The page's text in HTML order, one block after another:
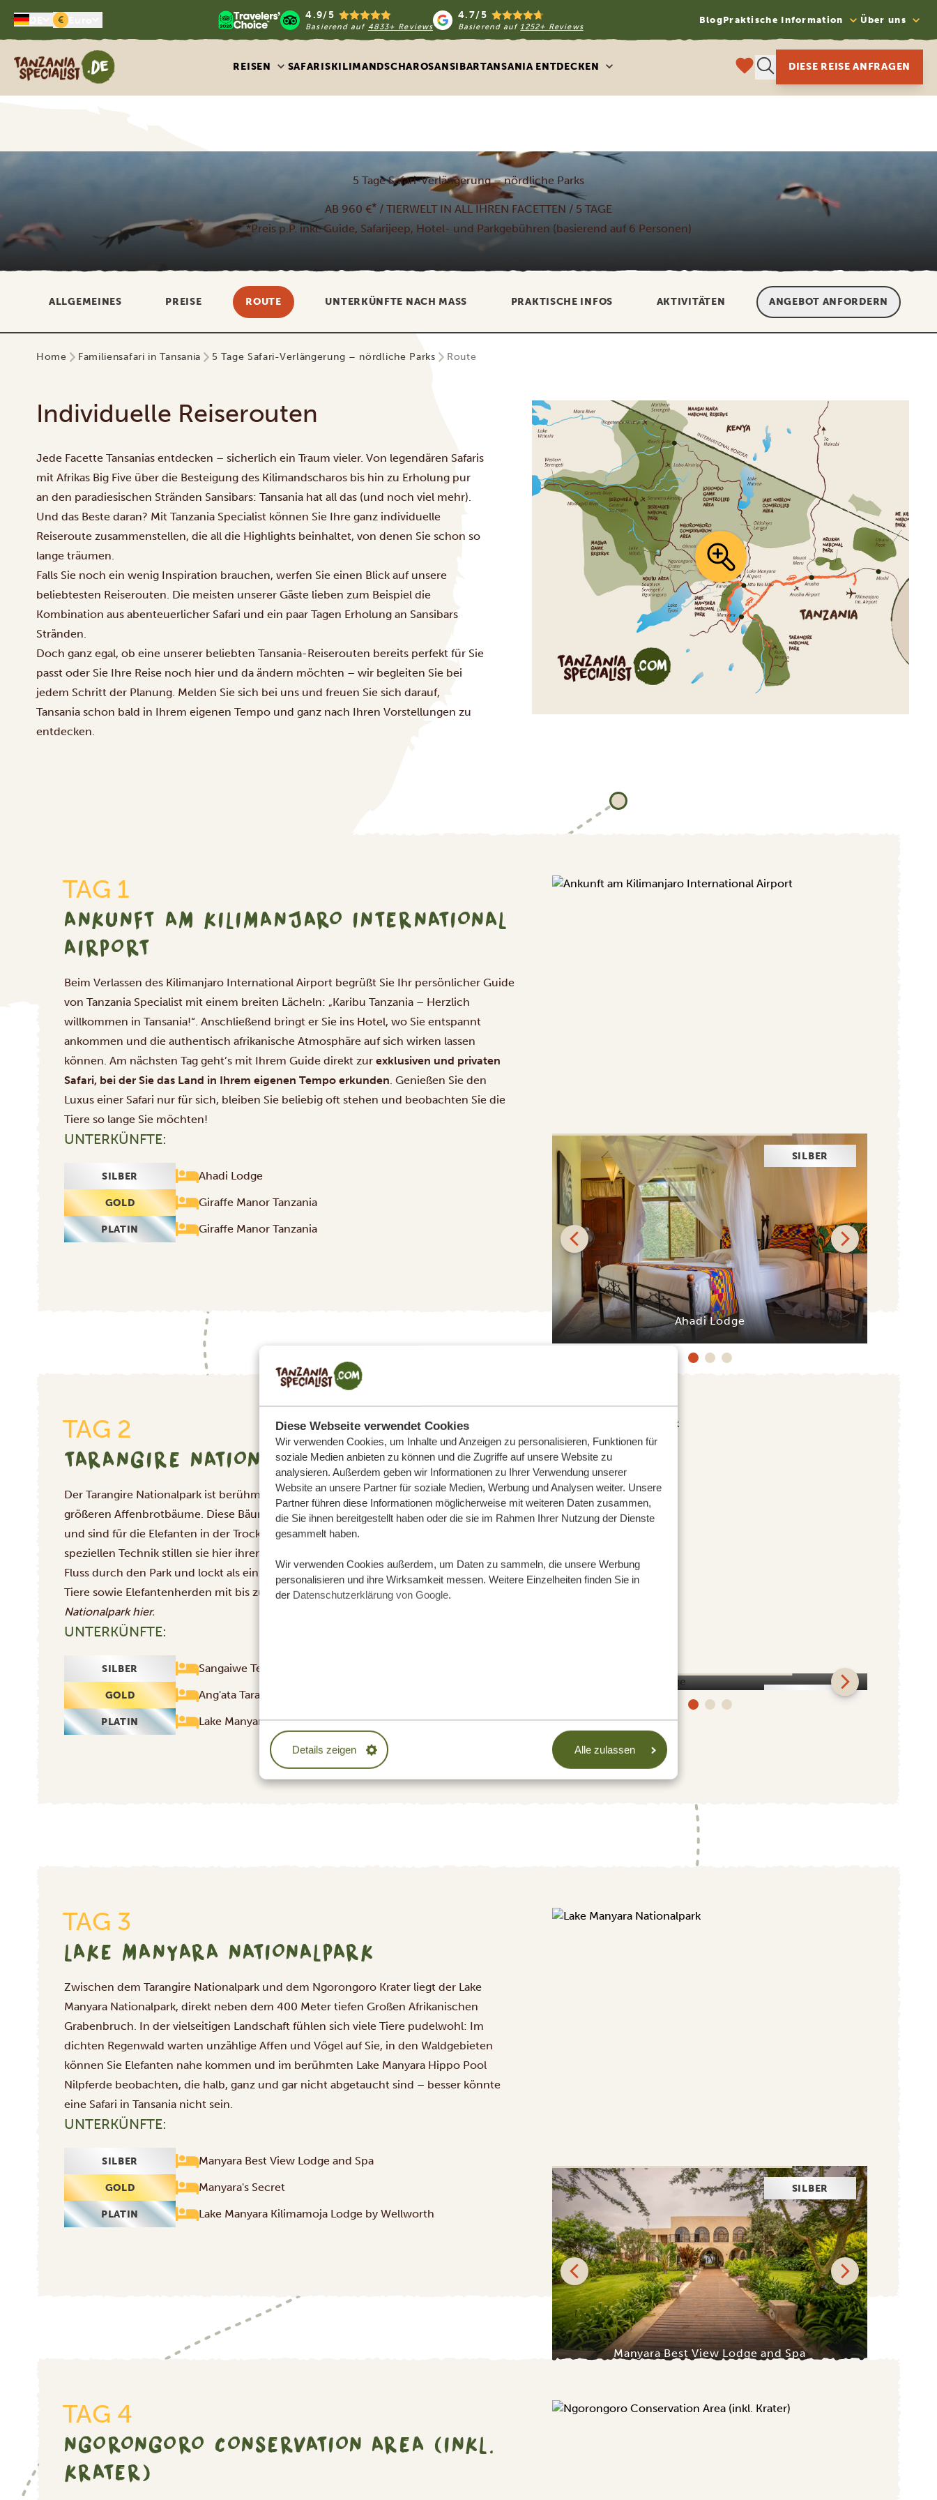
Diese Webseite verwendet Cookies
Wir verwenden Cookies, um Inhalte und Anzeigen zu personalisieren, Funktionen für
soziale Medien anbieten zu können und die Zugriffe auf unsere Website zu
analysieren. Außerdem geben wir Informationen zu Ihrer Verwendung unserer
Website an unsere Partner für soziale Medien, Werbung und Analysen weiter. Unsere
Partner führen diese Informationen möglicherweise mit weiteren Daten zusammen,
die Sie ihnen bereitgestellt haben oder die sie im Rahmen Ihrer Nutzung der Dienste
gesammelt haben.
Wir verwenden Cookies außerdem, um Daten zu sammeln, die unsere Werbung
personalisieren und ihre Wirksamkeit messen. Weitere Einzelheiten finden Sie in
der Datenschutzerklärung von Google.
Details zeigen Alle zulassen
€ 4.9/5
Basierend auf 4833+ Reviews
4.7/5
Basierend auf1252+ Reviews
BlogPraktische Information Über uns
Tanzania Specialist
REISEN SAFARISKILIMANDSCHAROSANSIBARTANSANIA ENTDECKEN DIESE REISE ANFRAGEN
5 Tage Safari-Verlängerung – nördliche Parks
AB 960 €* / TIERWELT IN ALL IHREN FACETTEN / 5 TAGE
*Preis p.P. inkl. Guide, Safarijeep, Hotel- und Parkgebühren (basierend auf 6 Personen)
ALLGEMEINES PREISE ROUTE UNTERKÜNFTE NACH MASS PRAKTISCHE INFOS AKTIVITÄTEN ANGEBOT ANFORDERN
Home Familiensafari in Tansania 5 Tage Safari-Verlängerung – nördliche Parks Route
Individuelle Reiserouten
Jede Facette Tansanias entdecken – sicherlich ein Traum vieler. Von legendären Safaris
mit Afrikas Big Five über die Besteigung des Kilimandscharos bis hin zu Erholung pur
an den paradiesischen Stränden Sansibars: Tansania hat all das (und noch viel mehr).
Und das Beste daran? Mit Tanzania Specialist können Sie Ihre ganz individuelle
Reiseroute zusammenstellen, die all die Highlights beinhaltet, von denen Sie schon so
lange träumen.
Falls Sie noch ein wenig Inspiration brauchen, werfen Sie einen Blick auf unsere
beliebtesten Reiserouten. Die meisten unserer Gäste lieben zum Beispiel die
Kombination aus abenteuerlicher Safari und ein paar Tagen Erholung an Sansibars
Stränden.
Doch ganz egal, ob eine unserer beliebten Tansania-Reiserouten bereits perfekt für Sie
passt oder Sie Ihre Reise noch hier und da ändern möchten – wir begleiten Sie bei
jedem Schritt der Planung. Melden Sie sich bei uns und freuen Sie sich darauf,
Tansania schon bald in Ihrem eigenen Tempo und ganz nach Ihren Vorstellungen zu
entdecken.
TAG 1
ANKUNFT AM KILIMANJARO INTERNATIONAL
AIRPORT
Beim Verlassen des Kilimanjaro International Airport begrüßt Sie Ihr persönlicher Guide
von Tanzania Specialist mit einem breiten Lächeln: „Karibu Tanzania – Herzlich
willkommen in Tansania!“. Anschließend bringt er Sie ins Hotel, wo Sie entspannt
ankommen und die authentisch afrikanische Atmosphäre auf sich wirken lassen
können. Am nächsten Tag geht’s mit Ihrem Guide direkt zur exklusiven und privaten
Safari, bei der Sie das Land in Ihrem eigenen Tempo erkunden. Genießen Sie den
Luxus einer Safari nur für sich, bleiben Sie beliebig oft stehen und beobachten Sie die
Tiere so lange Sie möchten!
UNTERKÜNFTE:
SILBER Ahadi Lodge
GOLD Giraffe Manor Tanzania
PLATIN Giraffe Manor Tanzania
SILBER
Ahadi Lodge
TAG 2
TARANGIRE NATIONALPARK
Der Tarangire Nationalpark ist berühmt für seine großen Elefantenherden und die noch
größeren Affenbrotbäume. Diese Bäume können mehrere Hundert Jahre alt werden
und sind für die Elefanten in der Trockenzeit eine wichtige Wasserquelle – mit einer
speziellen Technik stillen sie hier ihren Durst. Außerdem schlängelt sich der Tarangire-
Fluss durch den Park und lockt als einzige Wasserquelle in der Trockenzeit zahlreiche
Tiere sowie Elefantenherden mit bis zu 250 Familienmitgliedern an! Video Tarangire
Nationalparkhier.
UNTERKÜNFTE:
SILBER Sangaiwe Tented Lodge
GOLD Ang'ata Tarangire Camp
PLATIN Lake Manyara Kilimamoja Lodge by Wellworth
TAG 3
LAKE MANYARA NATIONALPARK
Zwischen dem Tarangire Nationalpark und dem Ngorongoro Krater liegt der Lake
Manyara Nationalpark, direkt neben dem 400 Meter tiefen Großen Afrikanischen
Grabenbruch. In der vielseitigen Landschaft fühlen sich viele Tiere pudelwohl: Im
dichten Regenwald warten unzählige Affen und Vögel auf Sie, in den Waldgebieten
können Sie Elefanten nahe kommen und im berühmten Lake Manyara Hippo Pool
Nilpferde beobachten, die halb, ganz und gar nicht abgetaucht sind – besser könnte
eine Safari in Tansania nicht sein.
UNTERKÜNFTE:
SILBER Manyara Best View Lodge and Spa
GOLD Manyara's Secret
PLATIN Lake Manyara Kilimamoja Lodge by Wellworth
SILBER
Manyara Best View Lodge and Spa
TAG 4
NGORONGORO CONSERVATION AREA (INKL.
KRATER)